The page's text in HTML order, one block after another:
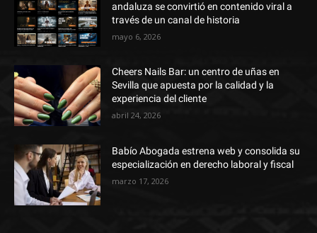
andaluza se convirtió en contenido viral a
través de un canal de historia
mayo 6, 2026
Cheers Nails Bar: un centro de uñas en
Sevilla que apuesta por la calidad y la
experiencia del cliente
abril 24, 2026
Babío Abogada estrena web y consolida su
especialización en derecho laboral y fiscal
marzo 17, 2026